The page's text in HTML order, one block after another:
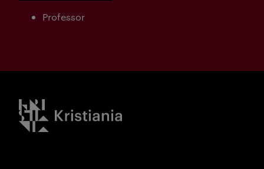
Professor
Kristiania logo